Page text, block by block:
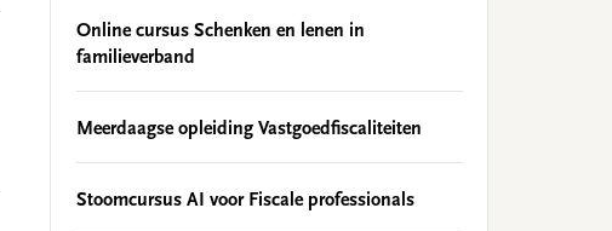
Online cursus Schenken en lenen in
familieverband
Meerdaagse opleiding Vastgoedfiscaliteiten
Stoomcursus AI voor Fiscale professionals